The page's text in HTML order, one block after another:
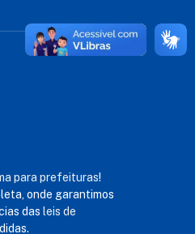
para prefeituras!
onde garantimos
das leis de